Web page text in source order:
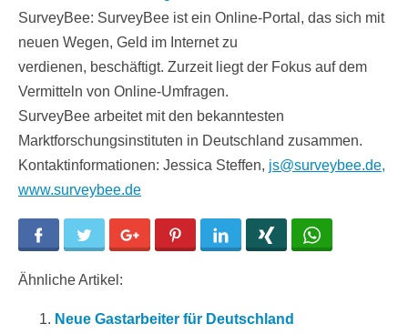
SurveyBee: SurveyBee ist ein Online-Portal, das sich mit
neuen Wegen, Geld im Internet zu
verdienen, beschäftigt. Zurzeit liegt der Fokus auf dem
Vermitteln von Online-Umfragen.
SurveyBee arbeitet mit den bekanntesten
Marktforschungsinstituten in Deutschland zusammen.
Kontaktinformationen: Jessica Steffen, js@surveybee.de,
www.surveybee.de
Facebook Twitter Google+ Pinterest LinkedIn
Ähnliche Artikel:
Neue Gastarbeiter für Deutschland